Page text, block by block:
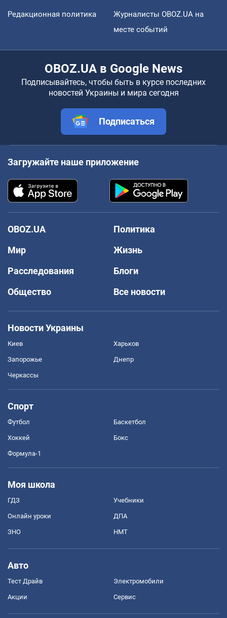
Редакционная политика
Журналисты OBOZ.UA на
месте событий
OBOZ.UA в Google News
Подписывайтесь, чтобы быть в курсе последних
новостей Украины и мира сегодня
Подписаться
Загружайте наше приложение
OBOZ.UA
Политика
Мир
Жизнь
Расследования
Блоги
Общество
Все новости
Новости Украины
Киев Харьков
Запорожье Днепр
Черкассы
Спорт
Футбол Баскетбол
Хоккей Бокс
Формула-1
Моя школа
ГДЗ Учебники
Онлайн уроки ДПА
ЗНО НМТ
Авто
Тест Драйв Электромобили
Акции Сервис